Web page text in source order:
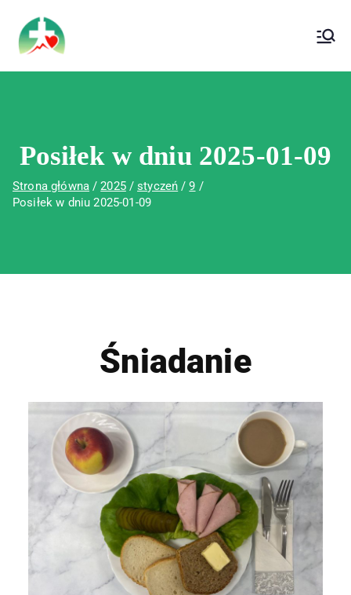
Wojewódzki Szpital Specjalistyczny im.
Św. Rafała w Czerwonej Górze
Posiłek w dniu 2025-01-09
Strona główna 2025 styczeń
9
Posiłek w dniu 2025-01-09
Śniadanie